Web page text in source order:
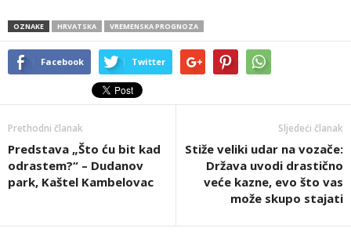
OZNAKE HRVATSKA VREMENSKA PROGNOZA
Facebook Twitter
Prethodni članak
Predstava „Što ću bit kad
odrastem?“ – Dudanov
park, Kaštel Kambelovac
Sljedeći članak
Stiže veliki udar na vozače:
Država uvodi drastično
veće kazne, evo što vas
može skupo stajati